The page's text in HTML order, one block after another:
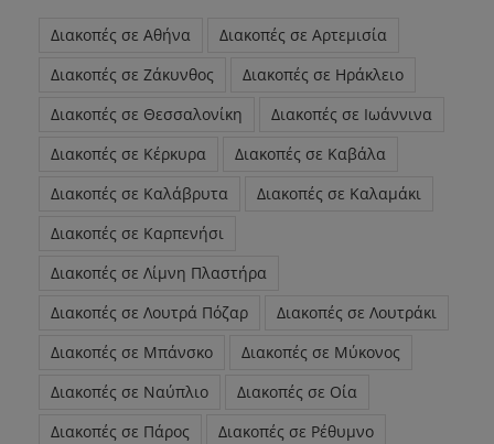
Διακοπές σε Αθήνα
Διακοπές σε Αρτεμισία
Διακοπές σε Ζάκυνθος
Διακοπές σε Ηράκλειο
Διακοπές σε Θεσσαλονίκη
Διακοπές σε Ιωάννινα
Διακοπές σε Κέρκυρα
Διακοπές σε Καβάλα
Διακοπές σε Καλάβρυτα
Διακοπές σε Καλαμάκι
Διακοπές σε Καρπενήσι
Διακοπές σε Λίμνη Πλαστήρα
Διακοπές σε Λουτρά Πόζαρ
Διακοπές σε Λουτράκι
Διακοπές σε Μπάνσκο
Διακοπές σε Μύκονος
Διακοπές σε Ναύπλιο
Διακοπές σε Οία
Διακοπές σε Πάρος
Διακοπές σε Ρέθυμνο